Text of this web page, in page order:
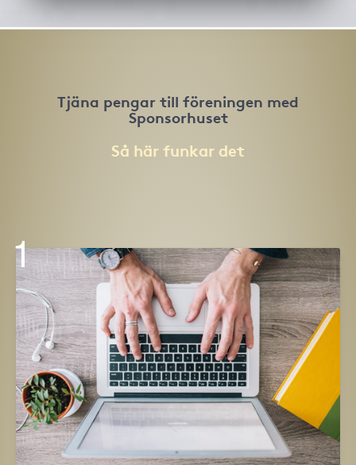
Tjäna pengar till föreningen med
Sponsorhuset
Så här funkar det
1